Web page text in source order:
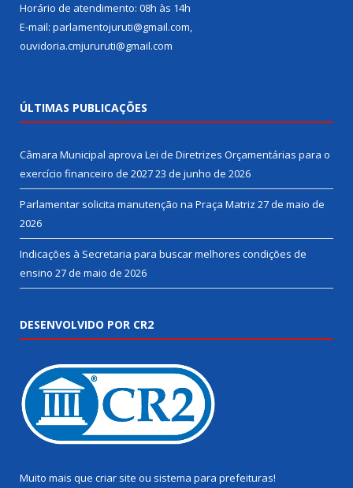
Horário de atendimento: 08h às 14h
E-mail: parlamentojuruti@gmail.com,
ouvidoria.cmjururuti@gmail.com
ÚLTIMAS PUBLICAÇÕES
Câmara Municipal aprova Lei de Diretrizes Orçamentárias para o
exercício financeiro de 202723 de junho de 2026
Parlamentar solicita manutenção na Praça Matriz 27 de maio de
2026
Indicações à Secretaria para buscar melhores condições de
ensino 27 de maio de 2026
DESENVOLVIDO POR CR2
Muito mais que criar site ou sistema para prefeituras!